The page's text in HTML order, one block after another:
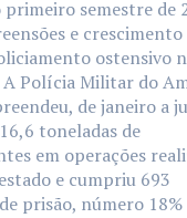
primeiro semestre de
e crescimento
ostensivo
A Polícia Militar do
de janeiro a
toneladas de
em operações
e cumpriu 693
prisão, número 18%